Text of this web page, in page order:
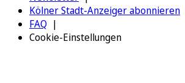
Kölner Stadt-Anzeiger abonnieren
FAQ
Cookie-Einstellungen